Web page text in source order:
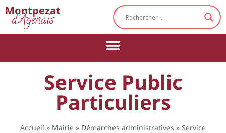
Montpezat
d'Agenais
Service Public
Particuliers
Accueil » Mairie » Démarches administratives » Service
Cookies management panel